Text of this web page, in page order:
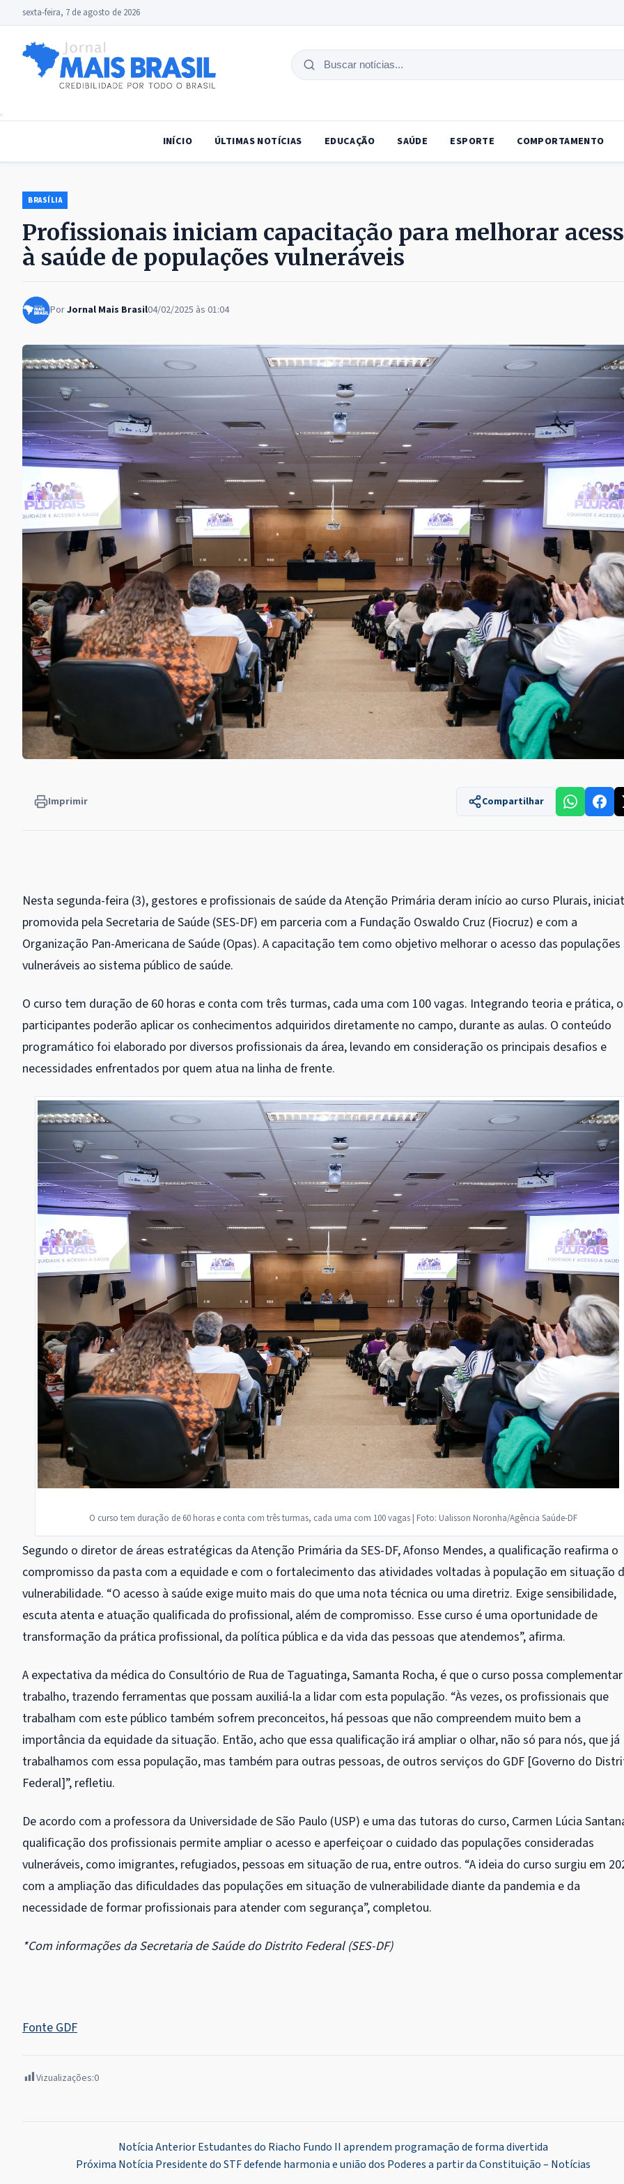
sexta-feira, 7 de agosto de 2026
Buscar
INÍCIO ÚLTIMAS NOTÍCIAS EDUCAÇÃO SAÚDE ESPORTE COMPORTAMENTO
BRASÍLIA
Profissionais iniciam capacitação para melhorar
à saúde de populações vulneráveis
PorJornal Mais Brasil04/02/2025 às 01:04
Imprimir Compartilhar
Nesta segunda-feira (3), gestores e profissionais de saúde da Atenção Primária deram início ao curso Plurais,
promovida pela Secretaria de Saúde (SES-DF) em parceria com a Fundação Oswaldo Cruz (Fiocruz) e com a
Organização Pan-Americana de Saúde (Opas). A capacitação tem como objetivo melhorar o acesso das populações
vulneráveis ao sistema público de saúde.
O curso tem duração de 60 horas e conta com três turmas, cada uma com 100 vagas. Integrando teoria e prática,
participantes poderão aplicar os conhecimentos adquiridos diretamente no campo, durante as aulas. O conteúdo
programático foi elaborado por diversos profissionais da área, levando em consideração os principais desafios e
necessidades enfrentados por quem atua na linha de frente.
O curso tem duração de 60 horas e conta com três turmas, cada uma com 100 vagas | Foto: Ualisson Noronha/Agência Saúde-DF
Segundo o diretor de áreas estratégicas da Atenção Primária da SES-DF, Afonso Mendes, a qualificação reafirma o
compromisso da pasta com a equidade e com o fortalecimento das atividades voltadas à população em situação
vulnerabilidade. “O acesso à saúde exige muito mais do que uma nota técnica ou uma diretriz. Exige sensibilidade,
escuta atenta e atuação qualificada do profissional, além de compromisso. Esse curso é uma oportunidade de
transformação da prática profissional, da política pública e da vida das pessoas que atendemos”, afirma.
A expectativa da médica do Consultório de Rua de Taguatinga, Samanta Rocha, é que o curso possa
trabalho, trazendo ferramentas que possam auxiliá-la a lidar com esta população. “Às vezes, os profissionais que
trabalham com este público também sofrem preconceitos, há pessoas que não compreendem muito bem a
importância da equidade da situação. Então, acho que essa qualificação irá ampliar o olhar, não só para nós, que já
trabalhamos com essa população, mas também para outras pessoas, de outros serviços do GDF [Governo do
Federal]”, refletiu.
De acordo com a professora da Universidade de São Paulo (USP) e uma das tutoras do curso, Carmen Lúcia
qualificação dos profissionais permite ampliar o acesso e aperfeiçoar o cuidado das populações consideradas
vulneráveis, como imigrantes, refugiados, pessoas em situação de rua, entre outros. “A ideia do curso surgiu em
com a ampliação das dificuldades das populações em situação de vulnerabilidade diante da pandemia e da
necessidade de formar profissionais para atender com segurança”, completou.
*Com informações da Secretaria de Saúde do Distrito Federal (SES-DF)
Fonte GDF
Vizualizações:0
Notícia Anterior Estudantes do Riacho Fundo II aprendem programação de forma divertida
Próxima Notícia Presidente do STF defende harmonia e união dos Poderes a partir da Constituição – Notícias